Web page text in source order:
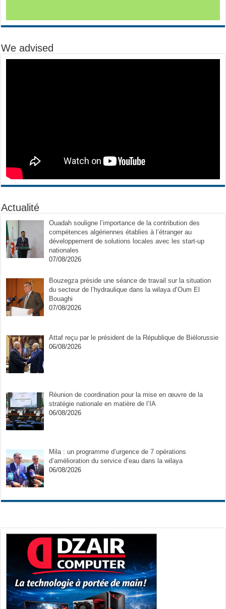
We advised
Actualité
Ouadah souligne l’importance de la contribution des
compétences algériennes établies à l’étranger au
développement de solutions locales avec les start-up
nationales
07/08/2026
Bouzegza préside une séance de travail sur la situation
du secteur de l’hydraulique dans la wilaya d’Oum El
Bouaghi
07/08/2026
Attaf reçu par le président de la République de Biélorussie
06/08/2026
Réunion de coordination pour la mise en œuvre de la
stratégie nationale en matière de l’IA
06/08/2026
Mila : un programme d’urgence de 7 opérations
d’amélioration du service d’eau dans la wilaya
06/08/2026